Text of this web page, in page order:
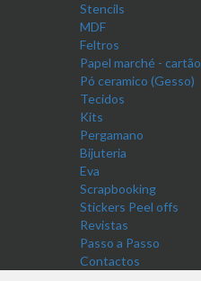
Stencils
MDF
Feltros
Papel marché - cartão
Pó ceramico (Gesso)
Tecidos
Kits
Pergamano
Bijuteria
Eva
Scrapbooking
Stickers Peel offs
Revistas
Passo a Passo
Contactos